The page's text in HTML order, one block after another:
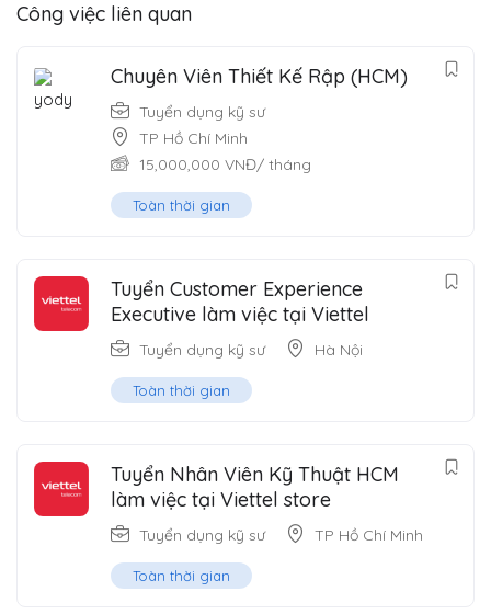
Công việc liên quan
Chuyên Viên Thiết Kế Rập (HCM)
Tuyển dụng kỹ sư
TP Hồ Chí Minh
15,000,000 VNĐ/ tháng
Toàn thời gian
Tuyển Customer Experience
Executive làm việc tại Viettel
Tuyển dụng kỹ sư Hà Nội
Toàn thời gian
Tuyển Nhân Viên Kỹ Thuật HCM
làm việc tại Viettel store
Tuyển dụng kỹ sư TP Hồ Chí Minh
Toàn thời gian